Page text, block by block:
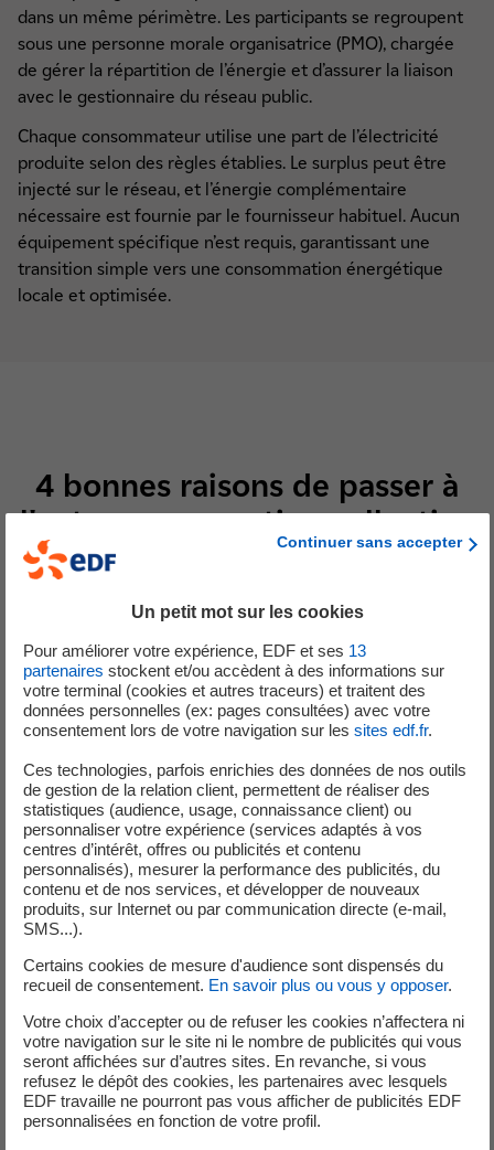
dans un même périmètre. Les participants se regroupent
sous une personne morale organisatrice (PMO), chargée
de gérer la répartition de l’énergie et d’assurer la liaison
avec le gestionnaire du réseau public.
Chaque consommateur utilise une part de l’électricité
produite selon des règles établies. Le surplus peut être
injecté sur le réseau, et l’énergie complémentaire
nécessaire est fournie par le fournisseur habituel. Aucun
équipement spécifique n’est requis, garantissant une
transition simple vers une consommation énergétique
locale et optimisée.
4 bonnes raisons de passer à
l'autoconsommation collective
avec le groupe EDF
Un accompagnement personnalisé
Nos experts vous guident à chaque étape, du montage de votre
opération à l’optimisation de votre installation pour faire les
Continuer sans accepter
Un petit mot sur les cookies
Pour améliorer votre expérience, EDF et ses 13
partenaires stockent et/ou accèdent à des informations sur
votre terminal (cookies et autres traceurs) et traitent des
données personnelles (ex: pages consultées) avec votre
consentement lors de votre navigation sur les sites edf.fr.
Ces technologies, parfois enrichies des données de nos outils
de gestion de la relation client, permettent de réaliser des
statistiques (audience, usage, connaissance client) ou
personnaliser votre expérience (services adaptés à vos
centres d’intérêt, offres ou publicités et contenu
personnalisés), mesurer la performance des publicités, du
contenu et de nos services, et développer de nouveaux
produits, sur Internet ou par communication directe (e-mail,
SMS...).
Certains cookies de mesure d'audience sont dispensés du
recueil de consentement. En savoir plus ou vous y opposer.
Votre choix d’accepter ou de refuser les cookies n’affectera ni
votre navigation sur le site ni le nombre de publicités qui vous
seront affichées sur d’autres sites. En revanche, si vous
refusez le dépôt des cookies, les partenaires avec lesquels
EDF travaille ne pourront pas vous afficher de publicités EDF
personnalisées en fonction de votre profil.